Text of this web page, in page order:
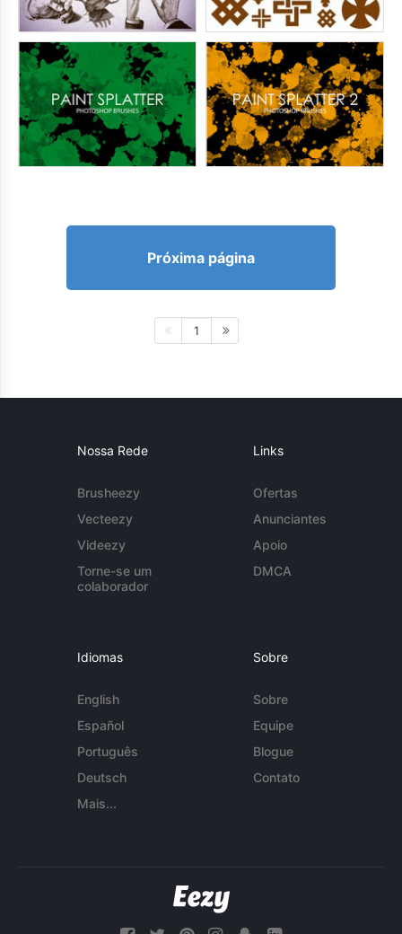
Próxima página
1
Nossa Rede
Brusheezy
Vecteezy
Videezy
Torne-se um
colaborador
Links
Ofertas
Anunciantes
Apoio
DMCA
Idiomas
English
Español
Português
Deutsch
Mais...
Sobre
Sobre
Equipe
Blogue
Contato